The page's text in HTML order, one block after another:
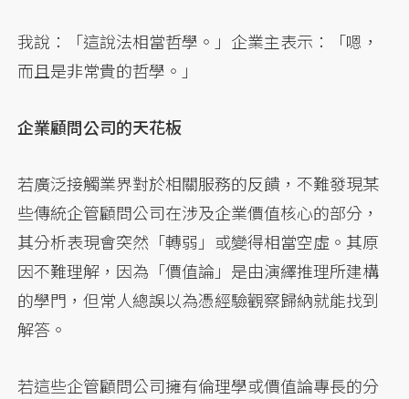
我說：「這說法相當哲學。」企業主表示：「嗯，
而且是非常貴的哲學。」
企業顧問公司的天花板
若廣泛接觸業界對於相關服務的反饋，不難發現某
些傳統企管顧問公司在涉及企業價值核心的部分，
其分析表現會突然「轉弱」或變得相當空虛。其原
因不難理解，因為「價值論」是由演繹推理所建構
的學門，但常人總誤以為憑經驗觀察歸納就能找到
解答。
若這些企管顧問公司擁有倫理學或價值論專長的分